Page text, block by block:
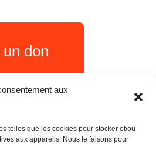
aux
telles que les cookies pour stocker et/ou
aux appareils. Nous le faisons pour
don